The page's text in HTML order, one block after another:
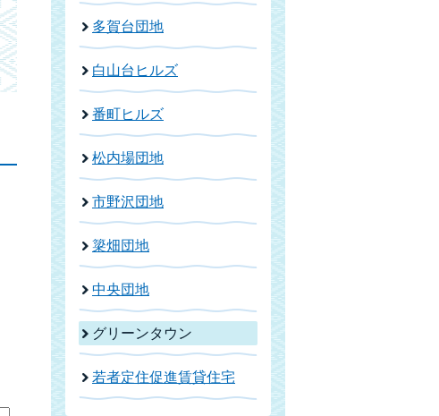
多賀台団地
白山台ヒルズ
番町ヒルズ
松内場団地
市野沢団地
簗畑団地
中央団地
グリーンタウン
若者定住促進賃貸住宅